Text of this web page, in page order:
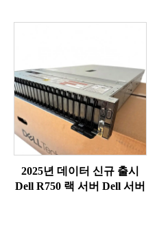
웹 장치, SSD, 네트워크 랙,
2025년 데이터 신규 출시
Dell R750 랙 서버 Dell 서버